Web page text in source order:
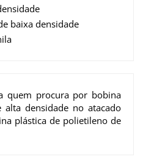
baixa densidade
quem procura por bobina
densidade no atacado
plástica de polietileno de